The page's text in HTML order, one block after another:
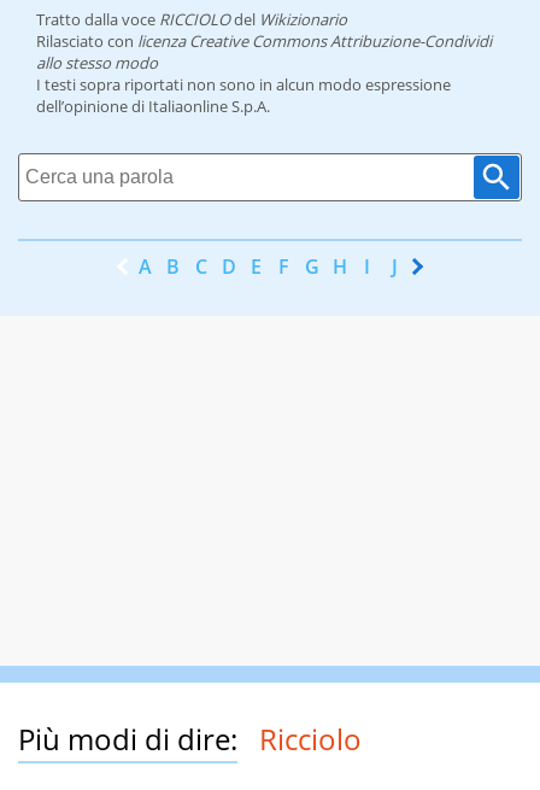
Tratto dalla voce RICCIOLOdel Wikizionario
Rilasciato con licenza Creative Commons Attribuzione-Condividi
allo stesso modo
I testi sopra riportati non sono in alcun modo espressione
dell’opinione di Italiaonline S.p.A.
A B C D E F G H I J K
Più modi di dire: Ricciolo